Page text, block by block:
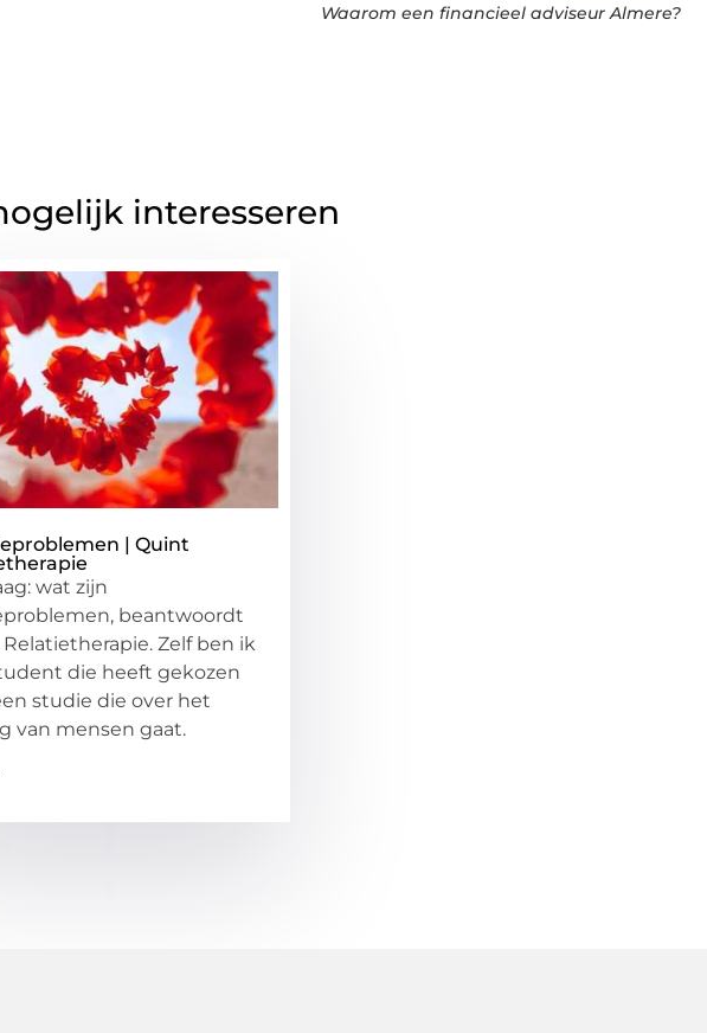
Waarom een financieel adviseur Almere?
interesseren
| Quint
wat zijn
beantwoordt
Zelf ben ik
die heeft gekozen
studie die over het
van mensen gaat.